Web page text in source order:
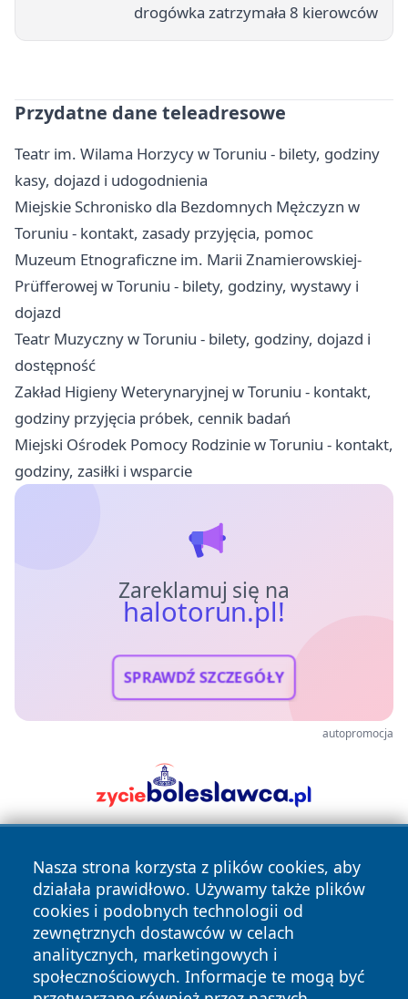
drogówka zatrzymała 8 kierowców
Przydatne dane teleadresowe
Teatr im. Wilama Horzycy w Toruniu - bilety, godziny
kasy, dojazd i udogodnienia
Miejskie Schronisko dla Bezdomnych Mężczyzn w
Toruniu - kontakt, zasady przyjęcia, pomoc
Muzeum Etnograficzne im. Marii Znamierowskiej-
Prüfferowej w Toruniu - bilety, godziny, wystawy i
dojazd
Teatr Muzyczny w Toruniu - bilety, godziny, dojazd i
dostępność
Zakład Higieny Weterynaryjnej w Toruniu - kontakt,
godziny przyjęcia próbek, cennik badań
Miejski Ośrodek Pomocy Rodzinie w Toruniu - kontakt,
godziny, zasiłki i wsparcie
Zareklamuj się na
halotorun.pl!
SPRAWDŹ SZCZEGÓŁY
autopromocja
Nasza strona korzysta z plików cookies, aby
działała prawidłowo. Używamy także plików
cookies i podobnych technologii od
zewnętrznych dostawców w celach
analitycznych, marketingowych i
społecznościowych. Informacje te mogą być
Copyright © 2026 halotorun.pl Wszystkie prawa zastrzeżone.